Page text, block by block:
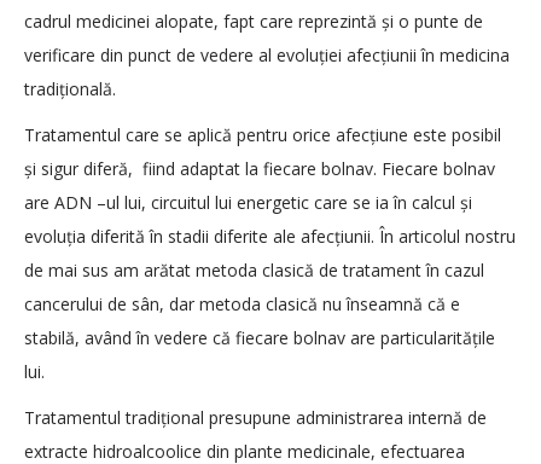
cadrul medicinei alopate, fapt care reprezintă și o punte de
verificare din punct de vedere al evoluției afecțiunii în medicina
tradițională.
Tratamentul care se aplică pentru orice afecțiune este posibil
și sigur diferă, fiind adaptat la fiecare bolnav. Fiecare bolnav
are ADN –ul lui, circuitul lui energetic care se ia în calcul și
evoluția diferită în stadii diferite ale afecțiunii. În articolul nostru
de mai sus am arătat metoda clasică de tratament în cazul
cancerului de sân, dar metoda clasică nu înseamnă că e
stabilă, având în vedere că fiecare bolnav are particularitățile
lui.
Tratamentul tradițional presupune administrarea internă de
extracte hidroalcoolice din plante medicinale, efectuarea